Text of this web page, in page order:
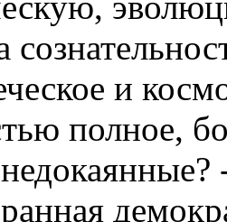
и
полное,